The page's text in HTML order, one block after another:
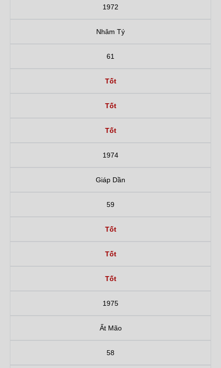
1972
Nhâm Tý
61
Tốt
Tốt
Tốt
1974
Giáp Dần
59
Tốt
Tốt
Tốt
1975
Ất Mão
58